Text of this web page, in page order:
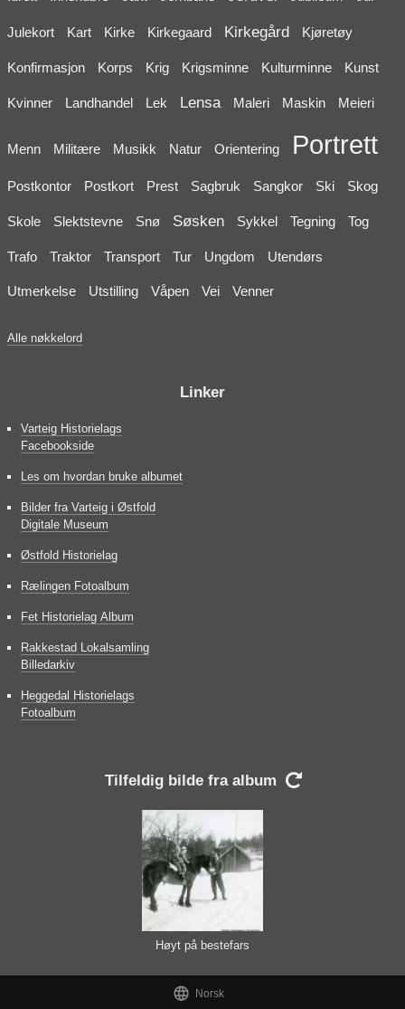
Julekort Kart Kirke Kirkegaard Kirkegård Kjøretøy
Konfirmasjon Korps Krig Krigsminne Kulturminne Kunst
Kvinner Landhandel Lek Lensa Maleri Maskin Meieri
Menn Militære Musikk Natur Orientering Portrett
Postkontor Postkort Prest Sagbruk Sangkor Ski Skog
Skole Slektstevne Snø Søsken Sykkel Tegning Tog
Trafo Traktor Transport Tur Ungdom Utendørs
Utmerkelse Utstilling Våpen Vei Venner
Alle nøkkelord
Linker
Varteig Historielags
Facebookside
Les om hvordan bruke albumet
Bilder fra Varteig i Østfold
Digitale Museum
Østfold Historielag
Rælingen Fotoalbum
Fet Historielag Album
Rakkestad Lokalsamling
Billedarkiv
Heggedal Historielags
Fotoalbum
Tilfeldig bilde fra album 
Høyt på bestefars
 Norsk